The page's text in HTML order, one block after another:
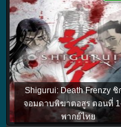
Shigurui: Death Frenzy ชิ
จอมดาบพิฆาตอสูร ตอนที่
พากย์ไทย